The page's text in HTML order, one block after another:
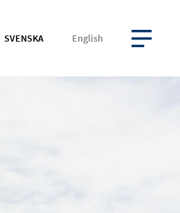
SVENSKA English
ÖPPNA MENYN